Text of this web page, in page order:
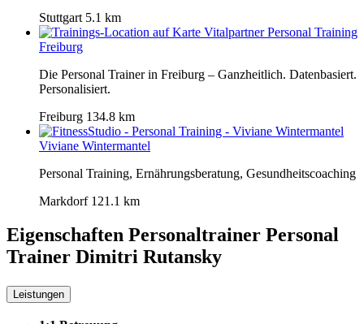
Stuttgart 5.1 km
Vitalpartner Personal Training
Freiburg
Die Personal Trainer in Freiburg – Ganzheitlich. Datenbasiert.
Personalisiert.
Freiburg 134.8 km
Viviane Wintermantel
Personal Training, Ernährungsberatung, Gesundheitscoaching
Markdorf 121.1 km
Eigenschaften Personaltrainer Personal
Trainer Dimitri Rutansky
Leistungen